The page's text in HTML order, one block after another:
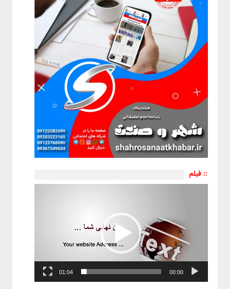
:: فیلم
نمایشگر
00:00
01:04